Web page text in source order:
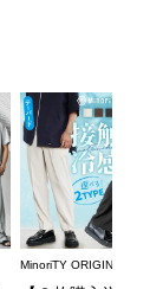
MinoriTY ORIGINAL